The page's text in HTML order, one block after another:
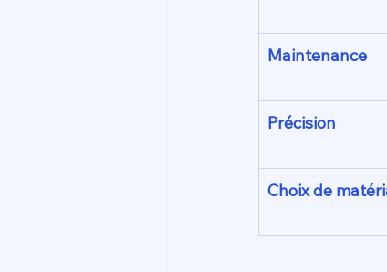
Maintenance
Précision
Choix de